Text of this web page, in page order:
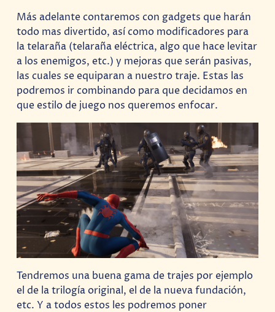
Más adelante contaremos con gadgets que harán
todo mas divertido, así como modificadores para
la telaraña (telaraña eléctrica, algo que hace levitar
a los enemigos, etc.) y mejoras que serán pasivas,
las cuales se equiparan a nuestro traje. Estas las
podremos ir combinando para que decidamos en
que estilo de juego nos queremos enfocar.
Tendremos una buena gama de trajes por ejemplo
el de la trilogía original, el de la nueva fundación,
etc. Y a todos estos les podremos poner